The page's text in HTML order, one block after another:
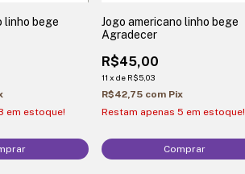
linho bege
em estoque!
Jogo americano linho bege
Agradecer
R$45,00
11 x de R$5,03
R$42,75 com Pix
Restam apenas 5 em estoque!